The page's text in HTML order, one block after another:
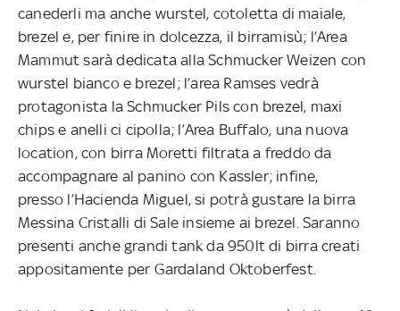
canederli ma anche wurstel, cotoletta di maiale,
brezel e, per finire in dolcezza, il birramisù; l’Area
Mammut sarà dedicata alla Schmucker Weizen con
wurstel bianco e brezel; l’area Ramses vedrà
protagonista la Schmucker Pils con brezel, maxi
chips e anelli ci cipolla; l’Area Buffalo, una nuova
location, con birra Moretti filtrata a freddo da
accompagnare al panino con Kassler; infine,
presso l’Hacienda Miguel, si potrà gustare la birra
Messina Cristalli di Sale insieme ai brezel. Saranno
presenti anche grandi tank da 950lt di birra creati
appositamente per Gardaland Oktoberfest.